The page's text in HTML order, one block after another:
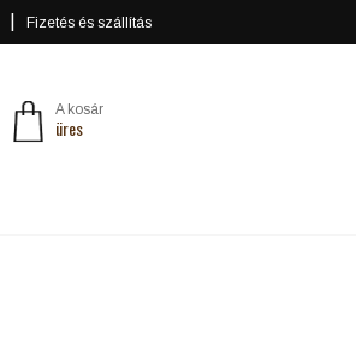
Fizetés és szállítás
A kosár
üres